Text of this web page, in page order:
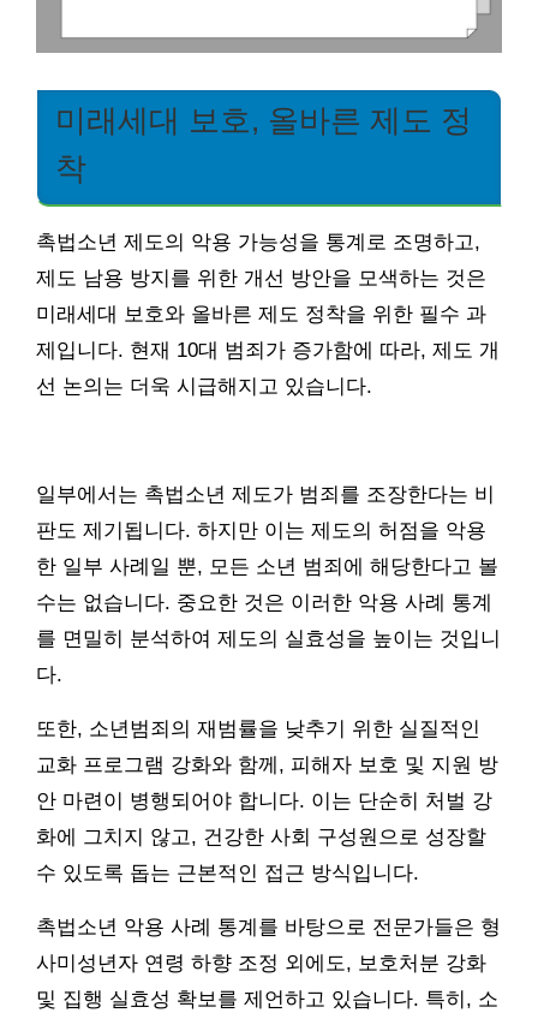
미래세대 보호, 올바른 제도 정
착
촉법소년 제도의 악용 가능성을 통계로 조명하고,
제도 남용 방지를 위한 개선 방안을 모색하는 것은
미래세대 보호와 올바른 제도 정착을 위한 필수 과
제입니다. 현재 10대 범죄가 증가함에 따라, 제도 개
선 논의는 더욱 시급해지고 있습니다.
일부에서는 촉법소년 제도가 범죄를 조장한다는 비
판도 제기됩니다. 하지만 이는 제도의 허점을 악용
한 일부 사례일 뿐, 모든 소년 범죄에 해당한다고 볼
수는 없습니다. 중요한 것은 이러한 악용 사례 통계
를 면밀히 분석하여 제도의 실효성을 높이는 것입니
다.
또한, 소년범죄의 재범률을 낮추기 위한 실질적인
교화 프로그램 강화와 함께, 피해자 보호 및 지원 방
안 마련이 병행되어야 합니다. 이는 단순히 처벌 강
화에 그치지 않고, 건강한 사회 구성원으로 성장할
수 있도록 돕는 근본적인 접근 방식입니다.
촉법소년 악용 사례 통계를 바탕으로 전문가들은 형
사미성년자 연령 하향 조정 외에도, 보호처분 강화
및 집행 실효성 확보를 제언하고 있습니다. 특히, 소